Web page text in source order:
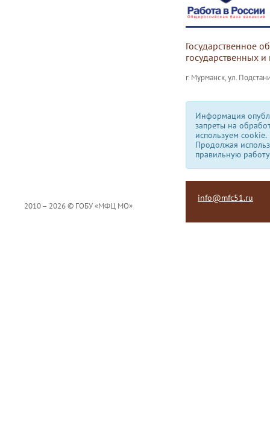
Государственное
государственных
г. Мурманск, ул.
Информация
запреты на
используем сookie.
Продолжая
правильную
2010 – 2026 © ГОБУ «МФЦ МО»
info@mfc51.ru